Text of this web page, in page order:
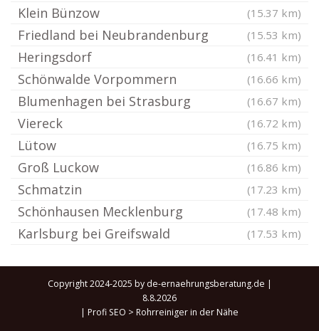
Klein Bünzow (15.37 km)
Friedland bei Neubrandenburg (15.53 km)
Heringsdorf (16.41 km)
Schönwalde Vorpommern (16.66 km)
Blumenhagen bei Strasburg (16.67 km)
Viereck (16.72 km)
Lütow (16.75 km)
Groß Luckow (16.86 km)
Schmatzin (17.23 km)
Schönhausen Mecklenburg (17.48 km)
Karlsburg bei Greifswald (17.53 km)
Copyright 2024-2025 by de-ernaehrungsberatung.de |
8.8.2026
| Profi SEO > Rohrreiniger in der Nähe